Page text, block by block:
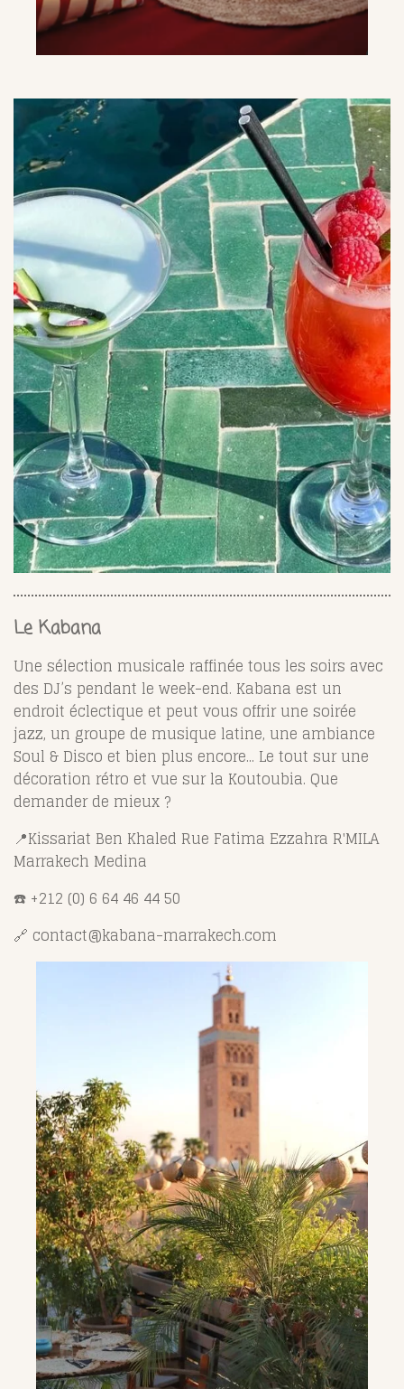
Le Kabana
Une sélection musicale raffinée tous les soirs avec
des DJ’s pendant le week-end. Kabana est un
endroit éclectique et peut vous offrir une soirée
jazz, un groupe de musique latine, une ambiance
Soul & Disco et bien plus encore... Le tout sur une
décoration rétro et vue sur la Koutoubia. Que
demander de mieux ?
📍Kissariat Ben Khaled Rue Fatima Ezzahra R'MILA
Marrakech Medina
☎️ +212 (0) 6 64 46 44 50
🔗 contact@kabana-marrakech.com